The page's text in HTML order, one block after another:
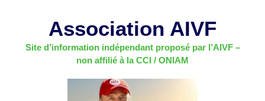
Association AIVF
Site d’information indépendant proposé par l’AIVF –
non affilié à la CCI / ONIAM